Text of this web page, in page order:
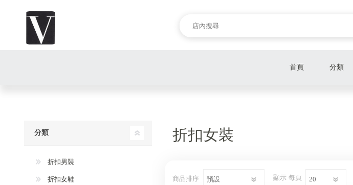
首頁 分類
折扣女裝
商品排序 顯示 每頁
分類
折扣男裝
折扣女鞋